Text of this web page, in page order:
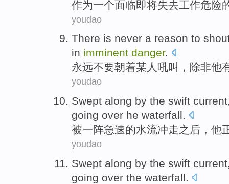
作为一个面临即将失去工作危险
youdao
There is never a reason to
in imminent danger.
永远不要朝着某人 吼叫 ， 除非他
youdao
Swept along by the swift current
going over he waterfall.
被一阵急速的水流冲走之后， 他
youdao
Swept along by the swift current
going over the waterfall.